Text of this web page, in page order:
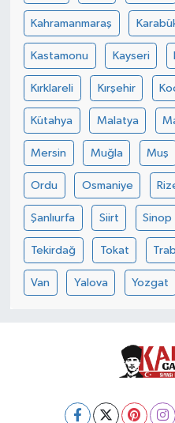
Kahramanmaraş
Kastamonu Kayseri
Kırklareli Kırşehir
Kütahya Malatya
Mersin Muğla Muş
Ordu Osmaniye
Şanlıurfa Siirt Sinop
Tekirdağ Tokat
Van Yalova Yozgat